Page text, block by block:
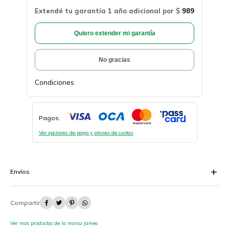
Extendé tu garantía 1 año adicional por $ 989
Quiero extender mi garantía
No gracias
Condiciones
Pagos:
Ver opciones de pago y planes de cuotas
Envíos
   
Ver mas productos de la marca James